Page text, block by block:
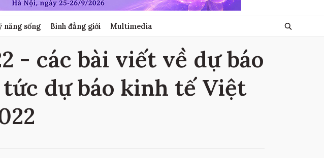
năng sống Bình đẳng giới Multimedia
- các bài viết về dự báo
dự báo kinh tế Việt